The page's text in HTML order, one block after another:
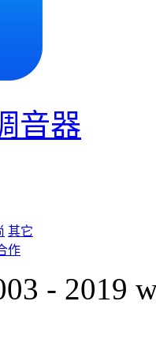
音器
其它
作
- 2019